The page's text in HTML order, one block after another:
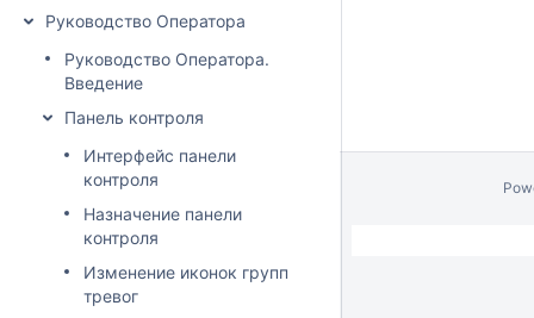
Руководство Оператора
Руководство Оператора.
Введение
Панель контроля
Интерфейс панели
контроля
Назначение панели
контроля
Изменение иконок групп
тревог